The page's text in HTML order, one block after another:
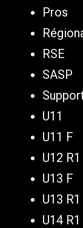
Pros
RSE
SASP
U11
U11 F
U12 R1
U13 F
U13 R1
U14 R1